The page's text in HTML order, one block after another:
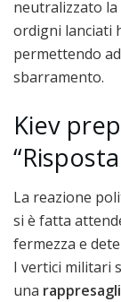
neutralizzato
ordigni lanciati
permettendo
sbarramento.
Kiev
La reazione
si è fatta
fermezza e
I vertici militari
una